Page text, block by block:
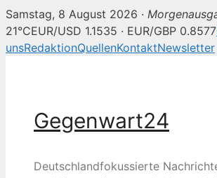
Samstag, 8 August 2026 ·
21°CEUR/USD 1.1535 · EUR/GBP 0.8577
unsRedaktionQuellenKontaktNewsletter
Gegenwart24
Deutschlandfokussierte